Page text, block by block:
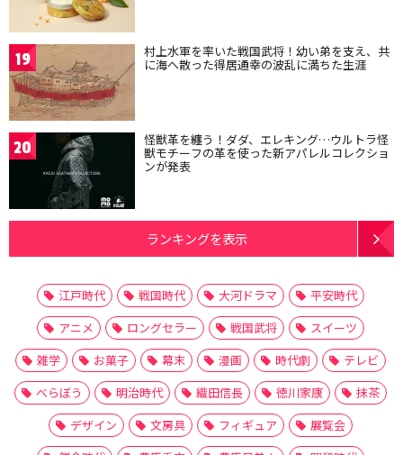
19 村上水軍を率いた戦国武将！幼い弟を支え、共
に海へ散った得居通幸の波乱に満ちた生涯
20 怪獣革を纏う！ダダ、エレキング…ウルトラ怪
獣モチーフの革を使った新アパレルコレクショ
ンが発表
ランキングを表示
江戸時代 戦国時代 大河ドラマ
平安時代
アニメ
ロングセラー 戦国武将
スイーツ
雑学
お菓子 幕末 漫画 時代劇
テレビ
べらぼう
明治時代 織田信長 徳川家康
抹茶
デザイン
文房具 フィギュア
展覧会